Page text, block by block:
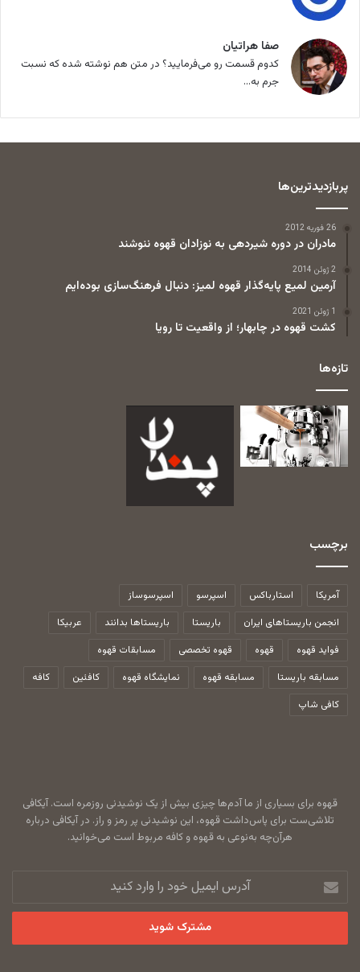
صفا هراتیان
کدوم قسمت رو می‌فرمایید؟ در متن هم نوشته شده که نسبت
جرم به...
پربازدیدترین‌ها
26 فوریه 2012
مادران در دوره شیردهی به نوزادان قهوه ننوشند
2 ژوئن 2014
آرمین لمیع پایه‌گذار قهوه لمیز: دنبال فرهنگ‌سازی بوده‌ایم
1 ژوئن 2021
کشت قهوه در چابهار؛ از واقعیت تا رویا
تازه‌ها
برچسب
آمریکا استارباکس اسپرسو
اسپرسوساز
انجمن باریستاهای ایران
باریستا باریستاها بدانند
عربیکا
فواید قهوه
قهوه قهوه تخصصی
مسابقات قهوه
مسابقه باریستا
مسابقه قهوه نمایشگاه قهوه کافئین
کافه
کافی شاپ
قهوه برای بسیاری از ما آدم‌ها چیزی بیش از یک نوشیدنی روزمره است. آیکافی
تلاشی‌ست برای پاس‌داشت قهوه، این نوشیدنی پر رمز و راز. در آیکافی درباره
هرآن‌چه به‌نوعی به قهوه و کافه مربوط است می‌خوانید.
آدرس
ایمیل
خود
وارد